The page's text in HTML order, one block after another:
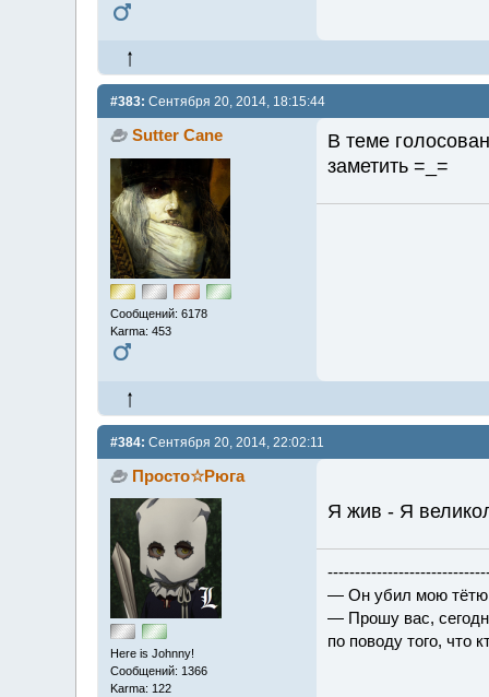
#383: Сентября 20, 2014, 18:15:44
Sutter Cane
Сообщений: 6178
Karma: 453
В теме
заметить =_=
#384: Сентября 20, 2014, 22:02:11
Просто☆Рюга
Here is Johnny!
Сообщений: 1366
Karma: 122
Я жив - Я
— Он убил мою
— Прошу вас,
по поводу того, что